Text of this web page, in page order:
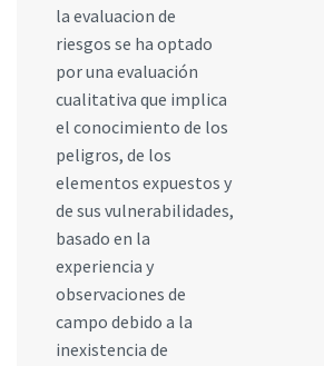
la evaluacion de
riesgos se ha optado
por una evaluación
cualitativa que implica
el conocimiento de los
peligros, de los
elementos expuestos y
de sus vulnerabilidades,
basado en la
experiencia y
observaciones de
campo debido a la
inexistencia de